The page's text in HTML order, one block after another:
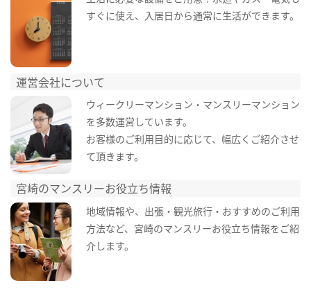
すぐに使え、入居日から通常に生活ができます。
運営会社について
ウィークリーマンション・マンスリーマンション
を多数運営しています。
お客様のご利用目的に応じて、幅広くご紹介させ
て頂きます。
宮崎のマンスリーお役立ち情報
地域情報や、出張・観光旅行・おすすめのご利用
方法など、宮崎のマンスリーお役立ち情報をご紹
介します。